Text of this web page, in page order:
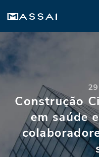
Construção
em saúde